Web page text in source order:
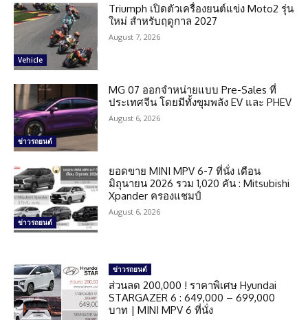
Vehicle
Triumph เปิดตัวเครื่องยนต์แข่ง Moto2 รุ่น
ใหม่ สำหรับฤดูกาล 2027
August 7, 2026
ข่าวรถยนต์
MG 07 ออกจำหน่ายแบบ Pre-Sales ที่
ประเทศจีน โดยมีทั้งขุมพลัง EV และ PHEV
August 6, 2026
ข่าวรถยนต์
ยอดขาย MINI MPV 6-7 ที่นั่ง เดือน
มิถุนายน 2026 รวม 1,020 คัน : Mitsubishi
Xpander ครองแชมป์
August 6, 2026
ข่าวรถยนต์
ส่วนลด 200,000 ! ราคาพิเศษ Hyundai
STARGAZER 6 : 649,000 – 699,000
บาท | MINI MPV 6 ที่นั่ง